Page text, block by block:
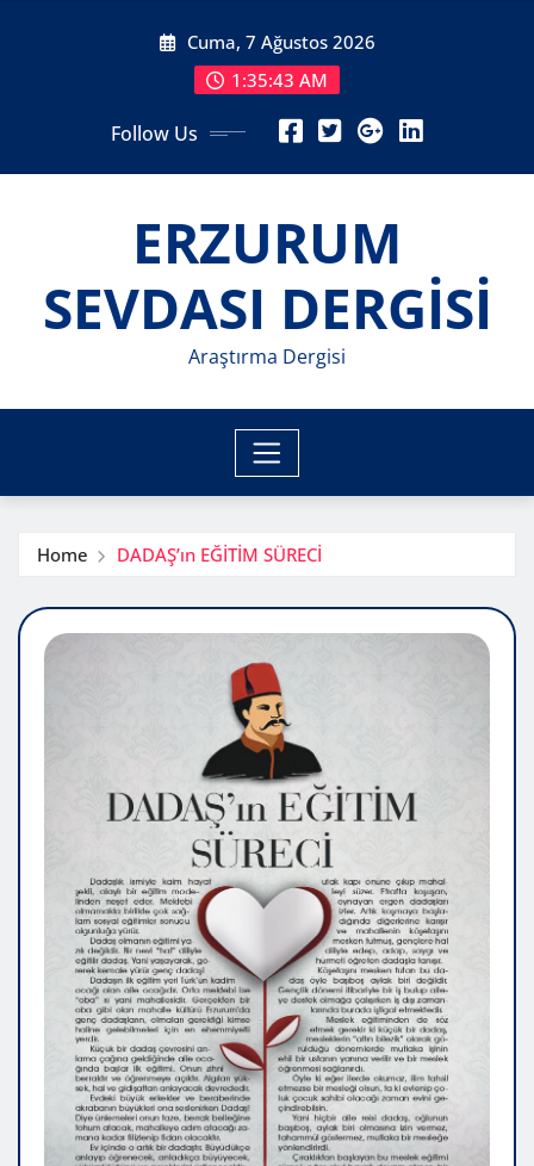
Cuma, 7 Ağustos 2026
1:35:45 AM
Follow Us
ERZURUM
SEVDASI DERGİSİ
Araştırma Dergisi
Home DADAŞ’ın EĞİTİM SÜRECİ